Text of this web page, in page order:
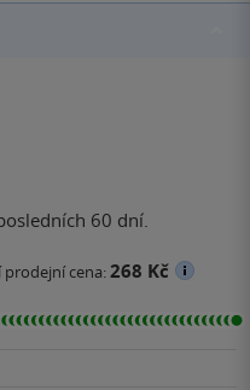
60 dní.
cena:268 Kč